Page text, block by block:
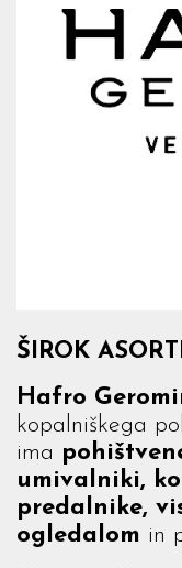
ŠIROK
Hafro
kopalniškega
ima
umivalniki,
predalnike,
ogledalom in